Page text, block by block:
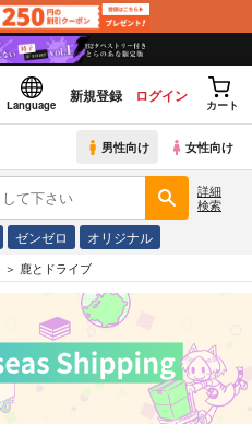
Language
新規登録 ログイン
カート
男性向け 女性向け
詳細
検索
ゼンゼロ オリジナル
鹿とドライブ